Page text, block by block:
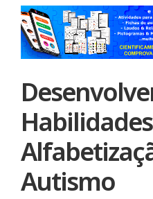
Autismo